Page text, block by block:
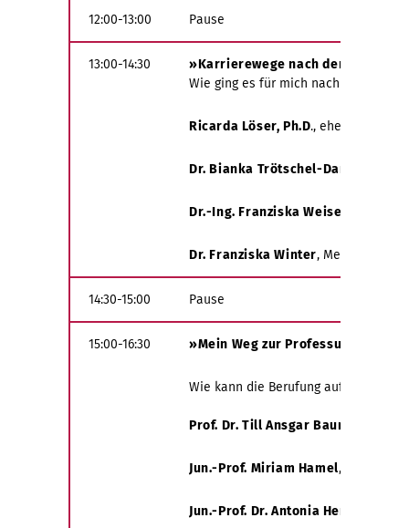
12:00-13:00 Pause
13:00-14:30
»Karrierewege nach der
Wie ging es für mich nach der
Ricarda Löser, Ph.D., ehemalige
Dr. Bianka Trötschel-Daniels
Dr.-Ing. Franziska Weise
Dr. Franziska Winter,
14:30-15:00 Pause
15:00-16:30 »Mein Weg zur Professur«
Wie kann die Berufung auf eine
Prof. Dr. Till Ansgar Baumhauer
Jun.-Prof. Miriam Hamel,
Jun.-Prof. Dr. Antonia Herten